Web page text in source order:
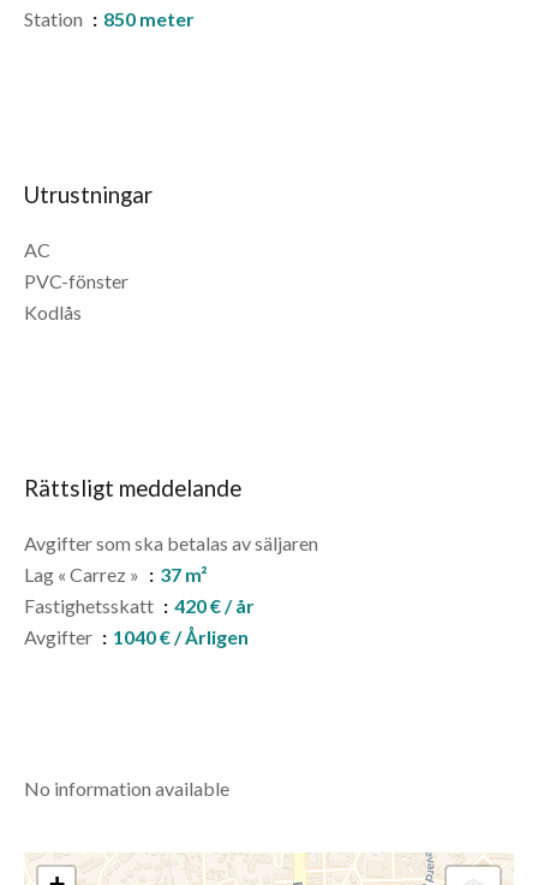
Station
850 meter
Utrustningar
AC
PVC-fönster
Kodlås
Rättsligt meddelande
Avgifter som ska betalas av säljaren
Lag « Carrez »
37 m²
Fastighetsskatt
420 € / år
Avgifter
1040 € / Årligen
No information available